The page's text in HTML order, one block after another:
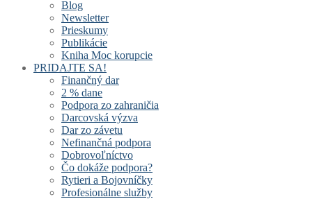
Blog
Newsletter
Prieskumy
Publikácie
Kniha Moc korupcie
PRIDAJTE SA!
Finančný dar
2 % dane
Podpora zo zahraničia
Darcovská výzva
Dar zo závetu
Nefinančná podpora
Dobrovoľníctvo
Čo dokáže podpora?
Rytieri a Bojovníčky
Profesionálne služby